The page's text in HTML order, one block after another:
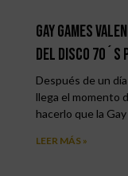
Gay Games
del DISCO
Después de un
llega el momento
hacerlo que la
LEER MÁS »